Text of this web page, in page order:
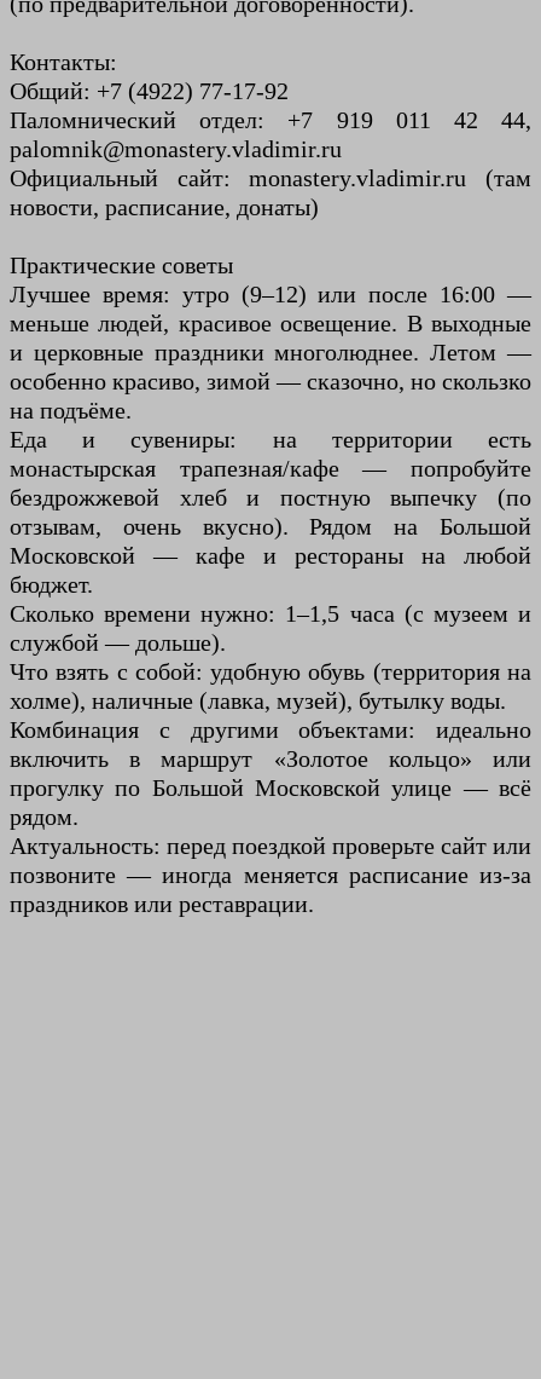
Контакты:
Общий: +7 (4922) 77-17-92
Паломнический отдел: +7 919 011 42 44,
palomnik@monastery.vladimir.ru
Официальный сайт: monastery.vladimir.ru (там
новости, расписание, донаты)
Практические советы
Лучшее время: утро (9–12) или после 16:00 —
меньше людей, красивое освещение. В выходные
и церковные праздники многолюднее. Летом —
особенно красиво, зимой — сказочно, но скользко
на подъёме.
Еда и сувениры: на территории есть
монастырская трапезная/кафе — попробуйте
бездрожжевой хлеб и постную выпечку (по
отзывам, очень вкусно). Рядом на Большой
Московской — кафе и рестораны на любой
бюджет.
Сколько времени нужно: 1–1,5 часа (с музеем и
службой — дольше).
Что взять с собой: удобную обувь (территория на
холме), наличные (лавка, музей), бутылку воды.
Комбинация с другими объектами: идеально
включить в маршрут «Золотое кольцо» или
прогулку по Большой Московской улице — всё
рядом.
Актуальность: перед поездкой проверьте сайт или
позвоните — иногда меняется расписание из-за
праздников или реставрации.